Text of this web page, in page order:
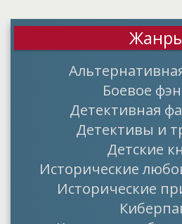
Боевое
Детективная
Детективы и
Детские
Исторические
Исторические